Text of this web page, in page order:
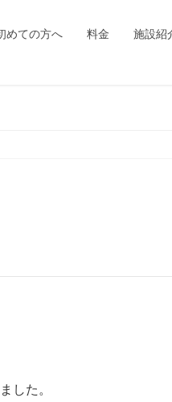
めての方へ 料金 施設紹
した。